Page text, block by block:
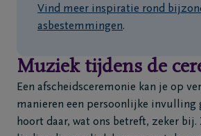
Vind meer inspiratie rond
asbestemmingen.
Muziek tijdens de
Een afscheidsceremonie kan je op
manieren een persoonlijke invulling
hoort daar, wat ons betreft, zeker